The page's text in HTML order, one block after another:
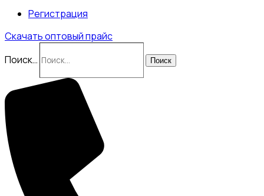
Регистрация
Скачать оптовый прайс
Поиск…
Поиск